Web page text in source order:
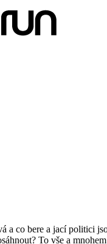
a co bere a jací politici
To vše a